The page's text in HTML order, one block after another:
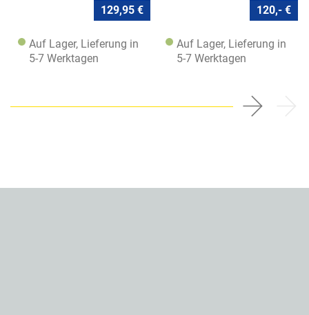
129,95 €
Auf Lager, Lieferung in
5-7 Werktagen
120,- €
Auf Lager, Lieferung in
5-7 Werktagen